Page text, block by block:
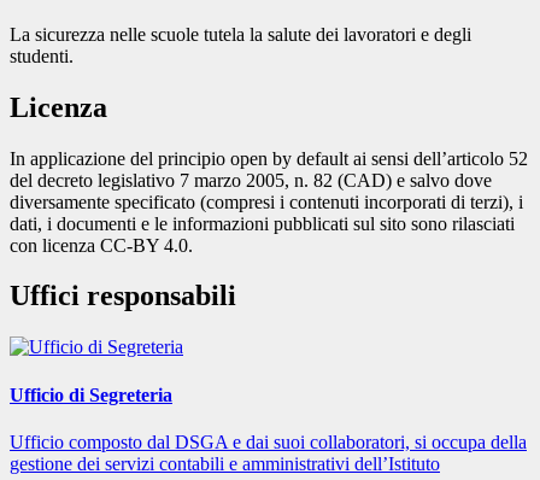
La sicurezza nelle scuole tutela la salute dei lavoratori e degli
studenti.
Licenza
In applicazione del principio open by default ai sensi dell’articolo 52
del decreto legislativo 7 marzo 2005, n. 82 (CAD) e salvo dove
diversamente specificato (compresi i contenuti incorporati di terzi), i
dati, i documenti e le informazioni pubblicati sul sito sono rilasciati
con licenza CC-BY 4.0.
Uffici responsabili
Ufficio di Segreteria
Ufficio composto dal DSGA e dai suoi collaboratori, si occupa della
gestione dei servizi contabili e amministrativi dell’Istituto